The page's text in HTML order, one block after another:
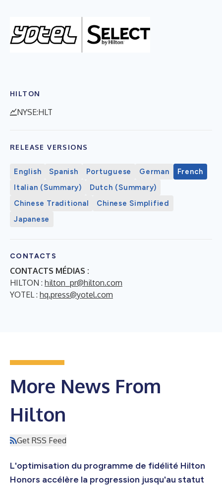
HILTON
NYSE:HLT
RELEASE VERSIONS
English Spanish Portuguese German
French
Italian (Summary)
Dutch (Summary)
Chinese Traditional
Chinese Simplified
Japanese
CONTACTS
CONTACTS MÉDIAS :
HILTON : hilton_pr@hilton.com
YOTEL : hq.press@yotel.com
More News From
Hilton
Get RSS Feed
L'optimisation du programme de fidélité Hilton
Honors accélère la progression jusqu'au statut